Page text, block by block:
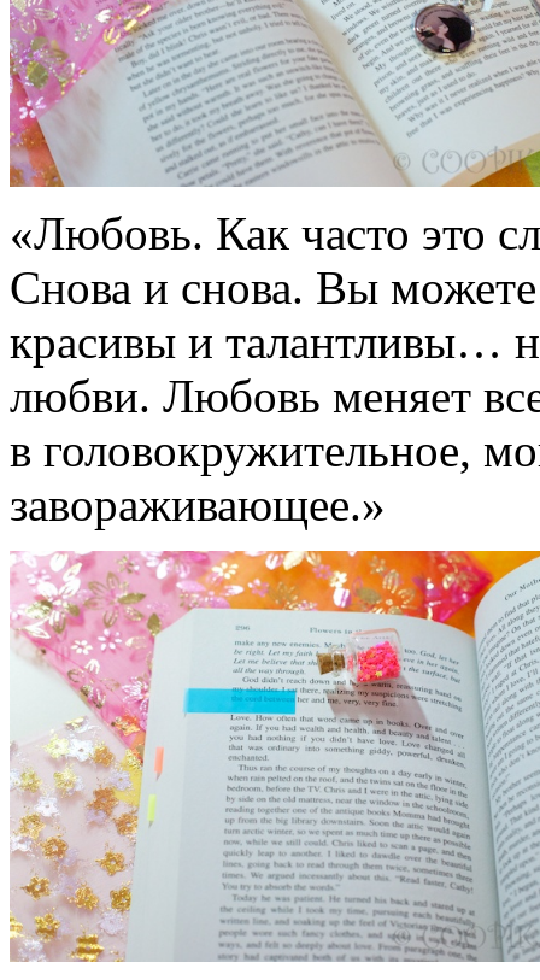
«Любовь. Как часто это
Снова и снова. Вы
красивы и талантливы…
любви. Любовь меняет
в головокружительное,
завораживающее.»